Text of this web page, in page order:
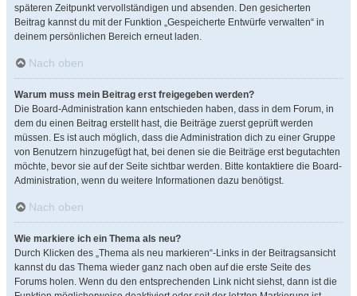
späteren Zeitpunkt vervollständigen und absenden. Den gesicherten
Beitrag kannst du mit der Funktion „Gespeicherte Entwürfe verwalten“ in
deinem persönlichen Bereich erneut laden.
Nach oben
Warum muss mein Beitrag erst freigegeben werden?
Die Board-Administration kann entschieden haben, dass in dem Forum, in
dem du einen Beitrag erstellt hast, die Beiträge zuerst geprüft werden
müssen. Es ist auch möglich, dass die Administration dich zu einer Gruppe
von Benutzern hinzugefügt hat, bei denen sie die Beiträge erst begutachten
möchte, bevor sie auf der Seite sichtbar werden. Bitte kontaktiere die Board-
Administration, wenn du weitere Informationen dazu benötigst.
Nach oben
Wie markiere ich ein Thema als neu?
Durch Klicken des „Thema als neu markieren“-Links in der Beitragsansicht
kannst du das Thema wieder ganz nach oben auf die erste Seite des
Forums holen. Wenn du den entsprechenden Link nicht siehst, dann ist die